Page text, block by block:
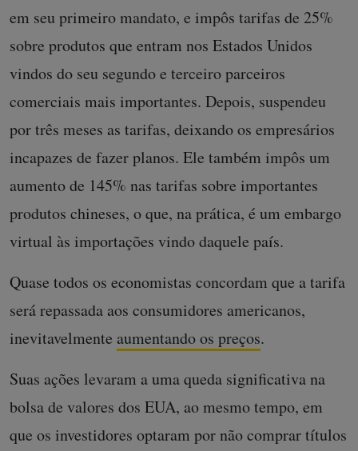
em seu primeiro mandato, e impôs tarifas de 25%
sobre produtos que entram nos Estados Unidos
vindos do seu segundo e terceiro parceiros
comerciais mais importantes. Depois, suspendeu
por três meses as tarifas, deixando os empresários
incapazes de fazer planos. Ele também impôs um
aumento de 145% nas tarifas sobre importantes
produtos chineses, o que, na prática, é um embargo
virtual às importações vindo daquele país.
Quase todos os economistas concordam que a tarifa
será repassada aos consumidores americanos,
inevitavelmente aumentando os preços.
Suas ações levaram a uma queda significativa na
bolsa de valores dos EUA, ao mesmo tempo, em
que os investidores optaram por não comprar títulos